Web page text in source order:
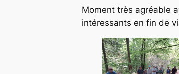
Moment très agréable
intéressants en fin de